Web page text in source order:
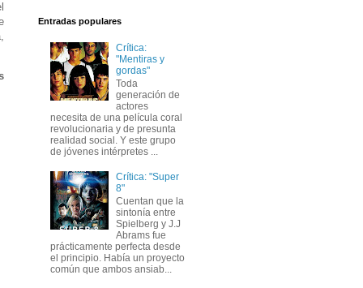
Entradas populares
Crítica:
"Mentiras y
gordas"
Toda
generación de
actores
necesita de una película coral
revolucionaria y de presunta
realidad social. Y este grupo
de jóvenes intérpretes ...
Crítica: "Super
8"
Cuentan que la
sintonía entre
Spielberg y J.J
Abrams fue
prácticamente perfecta desde
el principio. Había un proyecto
común que ambos ansiab...